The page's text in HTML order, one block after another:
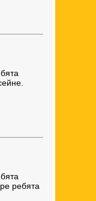
ребята